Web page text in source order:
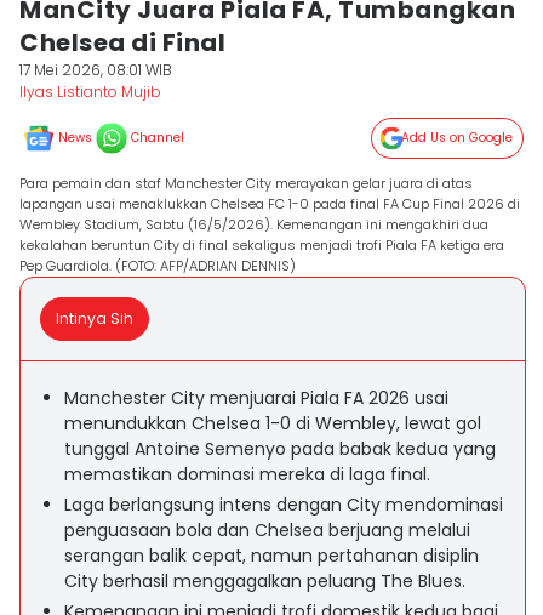
ManCity Juara Piala FA, Tumbangkan
Chelsea di Final
17 Mei 2026, 08:01 WIB
Ilyas Listianto Mujib
News Channel Add Us on Google
Para pemain dan staf Manchester City merayakan gelar juara di atas
lapangan usai menaklukkan Chelsea FC 1-0 pada final FA Cup Final 2026 di
Wembley Stadium, Sabtu (16/5/2026). Kemenangan ini mengakhiri dua
kekalahan beruntun City di final sekaligus menjadi trofi Piala FA ketiga era
Pep Guardiola. (FOTO: AFP/ADRIAN DENNIS)
Intinya Sih
Manchester City menjuarai Piala FA 2026 usai
menundukkan Chelsea 1-0 di Wembley, lewat gol
tunggal Antoine Semenyo pada babak kedua yang
memastikan dominasi mereka di laga final.
Laga berlangsung intens dengan City mendominasi
penguasaan bola dan Chelsea berjuang melalui
serangan balik cepat, namun pertahanan disiplin
City berhasil menggagalkan peluang The Blues.